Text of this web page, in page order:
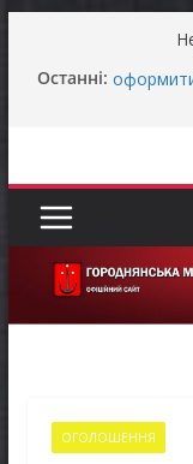
Останні: Батьки
для
прав
Захищай
ОГОЛОШЕННЯ